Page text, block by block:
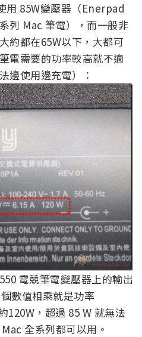
用 85W變壓器（Enerpad
列 Mac 筆電），而一般非
約都在65W以下，大都可
電需要的功率較高就不適
邊使用邊充電）：
電競筆電變壓器上的輸出
數值相乘就是功率
120W，超過 85 W 就無法
全系列都可以用。